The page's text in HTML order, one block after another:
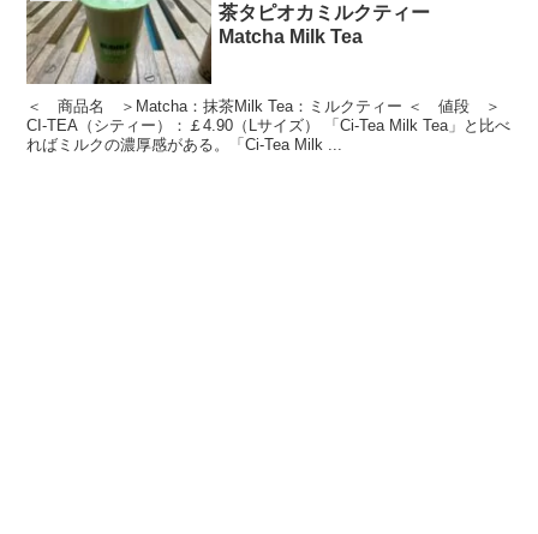
茶タピオカミルクティー
Matcha Milk Tea
＜ 商品名 ＞Matcha：抹茶Milk Tea：ミルクティー ＜ 値段 ＞
CI-TEA（シティー）：￡4.90（Lサイズ） 「Ci-Tea Milk Tea」と比べ
ればミルクの濃厚感がある。「Ci-Tea Milk ...